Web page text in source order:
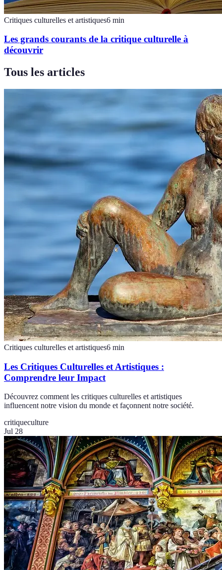
Critiques culturelles et artistiques6 min
Les grands courants de la critique culturelle à
découvrir
Tous les articles
Critiques culturelles et artistiques6 min
Les Critiques Culturelles et Artistiques :
Comprendre leur Impact
Découvrez comment les critiques culturelles et artistiques
influencent notre vision du monde et façonnent notre société.
critiqueculture
Jul 28